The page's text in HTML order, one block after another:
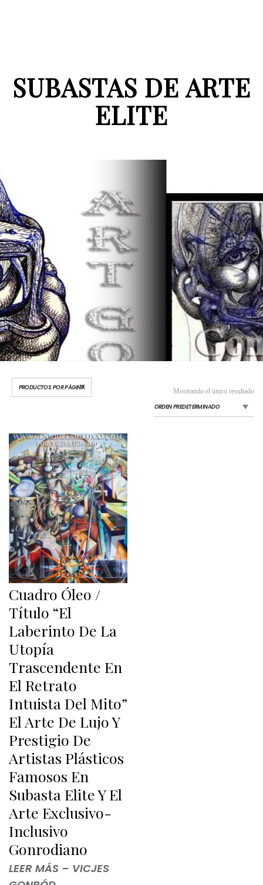
SUBASTAS DE ARTE
ELITE
Mostrando el único resultado
Cuadro Óleo /
Título “El
Laberinto De La
Utopía
Trascendente En
El Retrato
Intuista Del Mito”
El Arte De Lujo Y
Prestigio De
Artistas Plásticos
Famosos En
Subasta Elite Y El
Arte Exclusivo-
Inclusivo
Gonrodiano
LEER MÁS – VICJES